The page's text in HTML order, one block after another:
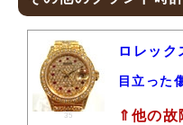
35
ロレッ
目立った
⇑他の故